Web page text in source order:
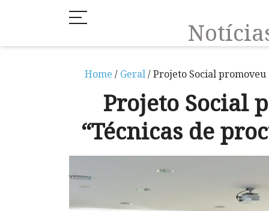
Home / Geral/ Projeto Social promoveu
Projeto Social
“Técnicas de